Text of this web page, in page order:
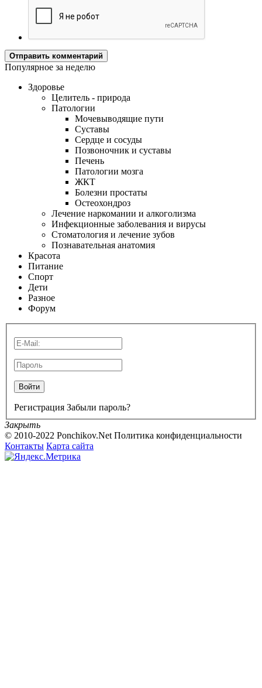
Отправить комментарий
Популярное за неделю
Здоровье
Целитель - природа
Патологии
Мочевыводящие пути
Суставы
Сердце и сосуды
Позвоночник и суставы
Печень
Патологии мозга
ЖКТ
Болезни простаты
Остеохондроз
Лечение наркомании и алкоголизма
Инфекционные заболевания и вирусы
Стоматология и лечение зубов
Познавательная анатомия
Красота
Питание
Спорт
Дети
Разное
Форум
Войти
Регистрация Забыли пароль?
Закрыть
© 2010-2022 Ponchikov.Net Политика конфиденциальности
Контакты Карта сайта